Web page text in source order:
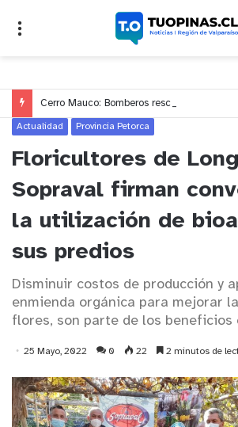
Actualidad Provincia Petorca
Floricultores de
Sopraval firman
la utilización de
sus predios
Disminuir costos de producción y
enmienda orgánica para mejorar
flores, son parte de los beneficios
25 Mayo, 2022 0 22 2 minutos de